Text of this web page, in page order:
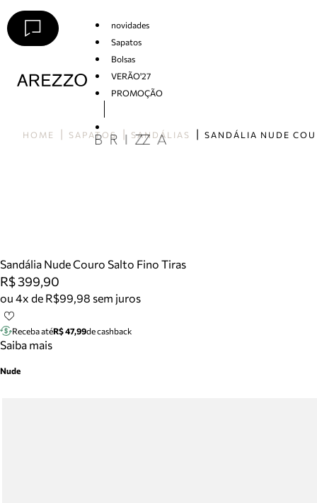
novidades
Sapatos
Bolsas
VERÃO'27
PROMOÇÃO
HOME SAPATOS SANDÁLIAS
Sandália Nude Couro Salto Fino Tiras
R$ 399,90
ou 4x de R$99,98 sem juros
Receba atéR$ 47,99de cashback
Saiba mais
Nude